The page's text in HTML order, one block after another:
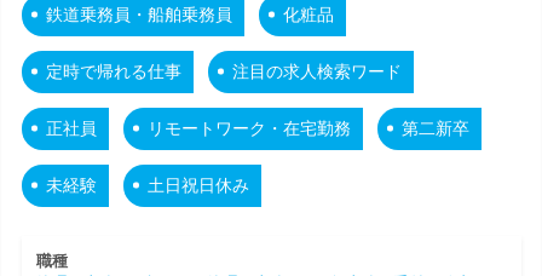
鉄道乗務員・船舶乗務員 化粧品
定時で帰れる仕事 注目の求人検索ワード
正社員 リモートワーク・在宅勤務 第二新卒
未経験 土日祝日休み
職種